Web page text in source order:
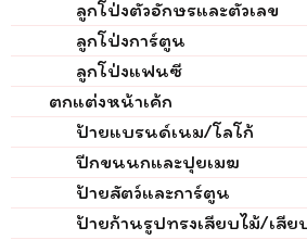
ลูกโป่งตัวอักษรและตัวเลข
ลูกโป่งการ์ตูน
ลูกโป่งแฟนซี
ตกแต่งหน้าเค้ก
ป้ายแบรนด์เนม/โลโก้
ปีกขนนกและปุยเมฆ
ป้ายสัตว์และการ์ตูน
ป้ายก้านรูปทรงเสียบไม้/เสีย